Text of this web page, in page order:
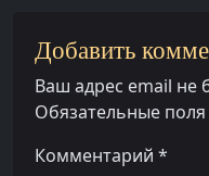
Добавить
Ваш адрес email не
Обязательные
Комментарий *